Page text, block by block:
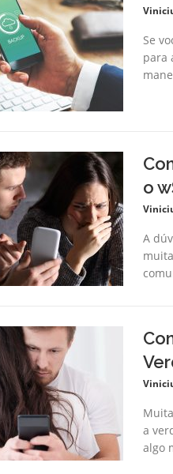
Se
para
o
A
a
algo